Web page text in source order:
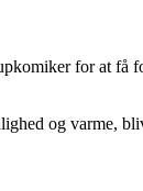
for at
og varme,